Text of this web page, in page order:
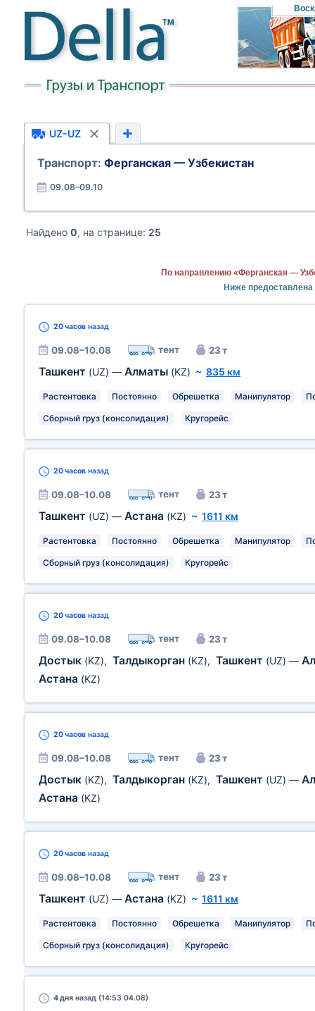
UZ-UZ
Транспорт: Ферганская — Узбекистан
09.08–09.10
Найдено 0, на странице: 25
По направлению «Ферганская —
Ниже
20 часов назад
09.08–10.08 тент 23 т
Ташкент (UZ) — Алматы (KZ) ~ 835 км
Растентовка Постоянно Обрешетка Манипулятор
Сборный груз (консолидация) Кругорейс
20 часов назад
09.08–10.08 тент 23 т
Ташкент (UZ) — Астана (KZ) ~ 1611 км
Растентовка Постоянно Обрешетка Манипулятор
Сборный груз (консолидация) Кругорейс
20 часов назад
09.08–10.08 тент 23 т
Достык (KZ), Талдыкорган (KZ), Ташкент (UZ) —
Астана (KZ)
20 часов назад
09.08–10.08 тент 23 т
Достык (KZ), Талдыкорган (KZ), Ташкент (UZ) —
Астана (KZ)
20 часов назад
09.08–10.08 тент 23 т
Ташкент (UZ) — Астана (KZ) ~ 1611 км
Растентовка Постоянно Обрешетка Манипулятор
Сборный груз (консолидация) Кругорейс
4 дня назад (14:53 04.08)